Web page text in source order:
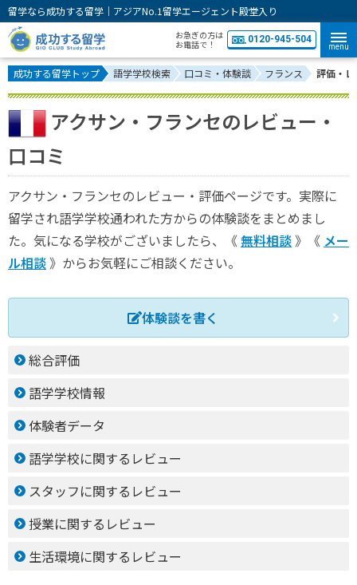
留学なら成功する留学｜アジアNo.1留学エージェント殿堂入り
お急ぎの方は
お電話で！
0120-945-504
menu
成功する留学トップ 語学学校検索 口コミ・体験談 フランス 評価・
アクサン・フランセのレビュー・
口コミ
アクサン・フランセのレビュー・評価ページです。実際に
留学され語学学校通われた方からの体験談をまとめまし
た。気になる学校がございましたら、《 無料相談 》《 メー
ル相談 》からお気軽にご相談ください。
体験談を書く
総合評価
語学学校情報
体験者データ
語学学校に関するレビュー
スタッフに関するレビュー
授業に関するレビュー
生活環境に関するレビュー